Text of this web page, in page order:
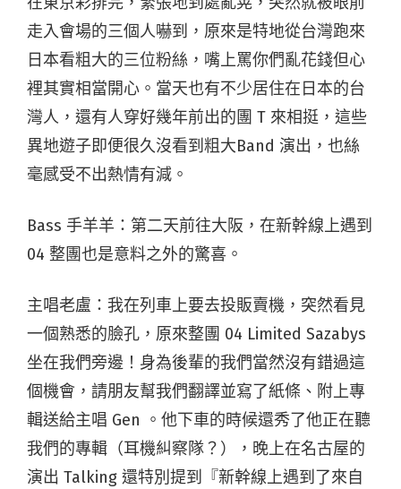
走入會場的三個人嚇到，原來是特地從台灣跑來
日本看粗大的三位粉絲，嘴上罵你們亂花錢但心
裡其實相當開心。當天也有不少居住在日本的台
灣人，還有人穿好幾年前出的團 T 來相挺，這些
異地遊子即便很久沒看到粗大Band 演出，也絲
毫感受不出熱情有減。
Bass 手羊羊： 第二天前往大阪，在新幹線上遇到
04 整團也是意料之外的驚喜。
主唱老盧：我在列車上要去投販賣機，突然看見
一個熟悉的臉孔，原來整團 04 Limited Sazabys
坐在我們旁邊！身為後輩的我們當然沒有錯過這
個機會，請朋友幫我們翻譯並寫了紙條、附上專
輯送給主唱 Gen 。他下車的時候還秀了他正在聽
我們的專輯（耳機糾察隊？），晚上在名古屋的
演出 Talking 還特別提到『新幹線上遇到了來自